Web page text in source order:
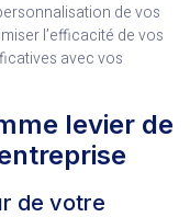
de vos
l’efficacité de vos
avec vos
levier de
de votre